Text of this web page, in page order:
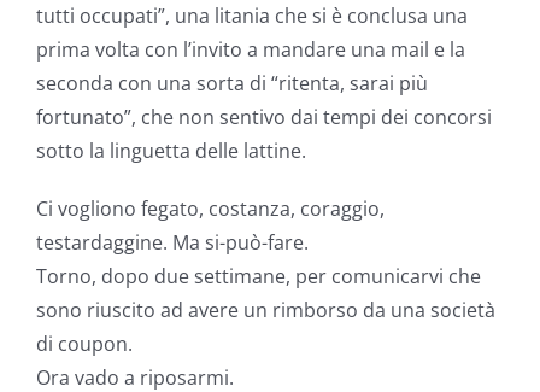
tutti occupati”, una litania che si è conclusa una
prima volta con l’invito a mandare una mail e la
seconda con una sorta di “ritenta, sarai più
fortunato”, che non sentivo dai tempi dei concorsi
sotto la linguetta delle lattine.
Ci vogliono fegato, costanza, coraggio,
testardaggine. Ma si-può-fare.
Torno, dopo due settimane, per comunicarvi che
sono riuscito ad avere un rimborso da una società
di coupon.
Ora vado a riposarmi.